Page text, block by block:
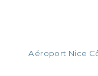
Aéroport Nice